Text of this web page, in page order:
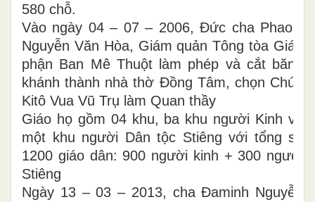
580 chỗ.
Vào ngày 04 – 07 – 2006, Đức cha Phaolô
Nguyễn Văn Hòa, Giám quản Tông tòa Giáo
phận Ban Mê Thuột làm phép và cắt băng
khánh thành nhà thờ Đồng Tâm, chọn Chúa
Kitô Vua Vũ Trụ làm Quan thầy
Giáo họ gồm 04 khu, ba khu người Kinh và
một khu người Dân tộc Stiêng với tổng số
1200 giáo dân: 900 người kinh + 300 người
Stiêng
Ngày 13 – 03 – 2013, cha Đaminh Nguyễn